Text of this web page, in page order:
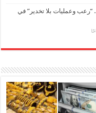
وعمليات بلا تخدير” في